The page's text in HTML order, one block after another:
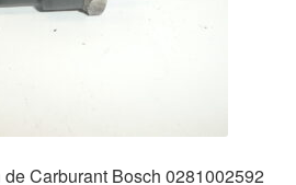
Carburant Bosch 0281002592